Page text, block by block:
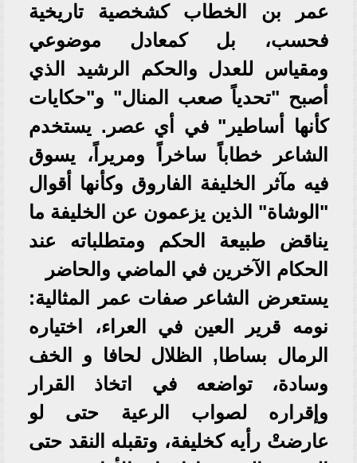
عمر بن الخطاب كشخصية تاريخية
فحسب، بل كمعادل موضوعي
ومقياس للعدل والحكم الرشيد الذي
أصبح "تحدياً صعب المنال" و"حكايات
كأنها أساطير" في أي عصر. يستخدم
الشاعر خطاباً ساخراً ومريراً، يسوق
فيه مآثر الخليفة الفاروق وكأنها أقوال
"الوشاة" الذين يزعمون عن الخليفة ما
يناقض طبيعة الحكم ومتطلباته عند
الحكام الآخرين في الماضي والحاضر
يستعرض الشاعر صفات عمر المثالية:
نومه قرير العين في العراء، اختياره
الرمال بساطا, الظلال لحافا و الخف
وسادة، تواضعه في اتخاذ القرار
وإقراره لصواب الرعية حتى لو
عارضتْ رأيه كخليفة، وتقبله النقد حتى